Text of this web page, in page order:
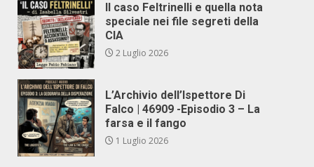
Il caso Feltrinelli e quella nota
speciale nei file segreti della
CIA
2 Luglio 2026
L’Archivio dell’Ispettore Di
Falco | 46909 -Episodio 3 – La
farsa e il fango
1 Luglio 2026